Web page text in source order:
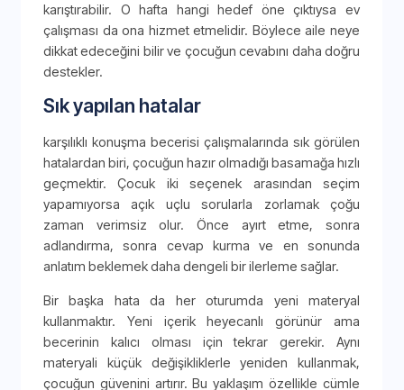
karıştırabilir. O hafta hangi hedef öne çıktıysa ev
çalışması da ona hizmet etmelidir. Böylece aile neye
dikkat edeceğini bilir ve çocuğun cevabını daha doğru
destekler.
Sık yapılan hatalar
karşılıklı konuşma becerisi çalışmalarında sık görülen
hatalardan biri, çocuğun hazır olmadığı basamağa hızlı
geçmektir. Çocuk iki seçenek arasından seçim
yapamıyorsa açık uçlu sorularla zorlamak çoğu
zaman verimsiz olur. Önce ayırt etme, sonra
adlandırma, sonra cevap kurma ve en sonunda
anlatım beklemek daha dengeli bir ilerleme sağlar.
Bir başka hata da her oturumda yeni materyal
kullanmaktır. Yeni içerik heyecanlı görünür ama
becerinin kalıcı olması için tekrar gerekir. Aynı
materyali küçük değişikliklerle yeniden kullanmak,
çocuğun güvenini artırır. Bu yaklaşım özellikle cümle